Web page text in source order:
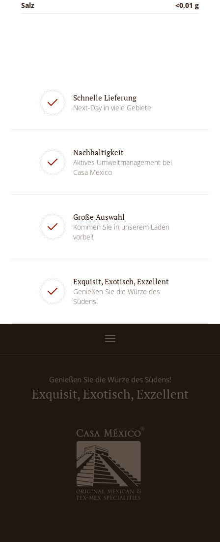
Salz <0,01 g
Schnelle Lieferung
Next-Day in viele Gebiete
Nachhaltigkeit
Aktives Umweltmanagement bei
Casa Mexico
Große Auswahl
Kommen Sie in unserem Laden
vorbei!
Exquisit, Exotisch, Exzellent
Genießen Sie die Würze des
Südens!
Genießen Sie die Würze des Südens!
Exquisit, Exotisch, Exzellent